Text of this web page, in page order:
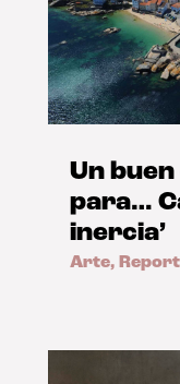
Un
para…
inercia’
Arte,